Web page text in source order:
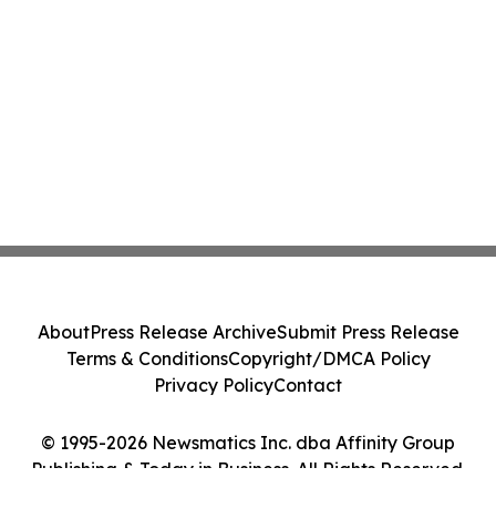
© 1995-2026 Newsmatics Inc. dba Affinity Group
Publishing & Today in Business. All Rights Reserved.
AboutPress Release ArchiveSubmit Press Release
Terms & ConditionsCopyright/DMCA Policy
Privacy PolicyContact